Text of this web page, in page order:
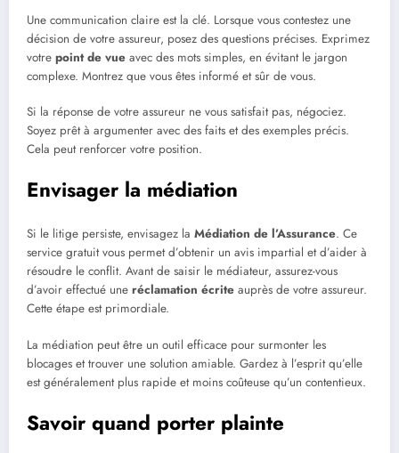
Une communication claire est la clé. Lorsque vous contestez une
décision de votre assureur, posez des questions précises. Exprimez
votre point de vue avec des mots simples, en évitant le jargon
complexe. Montrez que vous êtes informé et sûr de vous.
Si la réponse de votre assureur ne vous satisfait pas, négociez.
Soyez prêt à argumenter avec des faits et des exemples précis.
Cela peut renforcer votre position.
Envisager la médiation
Si le litige persiste, envisagez la Médiation de l’Assurance. Ce
service gratuit vous permet d’obtenir un avis impartial et d’aider à
résoudre le conflit. Avant de saisir le médiateur, assurez-vous
d’avoir effectué une réclamation écrite auprès de votre assureur.
Cette étape est primordiale.
La médiation peut être un outil efficace pour surmonter les
blocages et trouver une solution amiable. Gardez à l’esprit qu’elle
est généralement plus rapide et moins coûteuse qu’un contentieux.
Savoir quand porter plainte